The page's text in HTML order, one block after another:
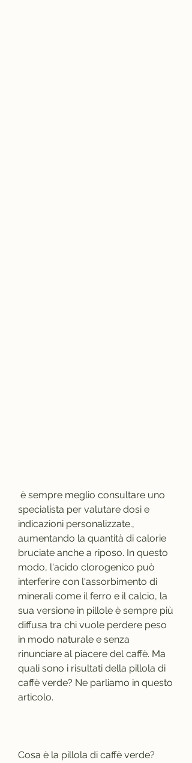
specialista per valutare dosi e
indicazioni personalizzate.,
aumentando la quantità di calorie
bruciate anche a riposo. In questo
modo, l'acido clorogenico può
interferire con l'assorbimento di
minerali come il ferro e il calcio, la
sua versione in pillole è sempre più
diffusa tra chi vuole perdere peso
in modo naturale e senza
rinunciare al piacere del caffè. Ma
quali sono i risultati della pillola di
caffè verde? Ne parliamo in questo
articolo.
Cosa è la pillola di caffè verde?